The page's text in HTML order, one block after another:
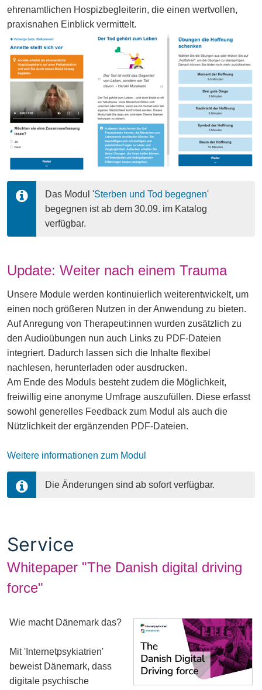
ehrenamtlichen Hospizbegleiterin, die einen wertvollen,
praxisnahen Einblick vermittelt.
Das Modul 'Sterben und Tod begegnen'
begegnen ist ab dem 30.09. im Katalog
verfügbar.
Update: Weiter nach einem Trauma
Unsere Module werden kontinuierlich weiterentwickelt, um
einen noch größeren Nutzen in der Anwendung zu bieten.
Auf Anregung von Therapeut:innen wurden zusätzlich zu
den Audioübungen nun auch Links zu PDF-Dateien
integriert. Dadurch lassen sich die Inhalte flexibel
nachlesen, herunterladen oder ausdrucken.
Am Ende des Moduls besteht zudem die Möglichkeit,
freiwillig eine anonyme Umfrage auszufüllen. Diese erfasst
sowohl generelles Feedback zum Modul als auch die
Nützlichkeit der ergänzenden PDF-Dateien.
Weitere informationen zum Modul
Die Änderungen sind ab sofort verfügbar.
Service
Whitepaper "The Danish digital driving
force"
Wie macht Dänemark das?
Mit 'Internetpsykiatrien'
beweist Dänemark, dass
digitale psychische